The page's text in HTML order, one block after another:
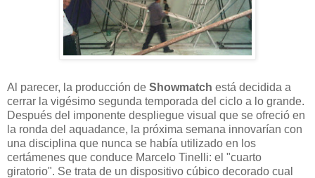
Al parecer, la producción de Showmatch está decidida a
cerrar la vigésimo segunda temporada del ciclo a lo grande.
Después del imponente despliegue visual que se ofreció en
la ronda del aquadance, la próxima semana innovarían con
una disciplina que nunca se había utilizado en los
certámenes que conduce Marcelo Tinelli: el "cuarto
giratorio". Se trata de un dispositivo cúbico decorado cual